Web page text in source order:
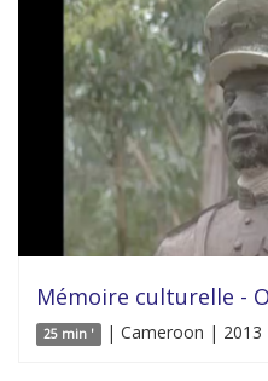
Mémoire culturelle -
25 min ' | Cameroon | 2013